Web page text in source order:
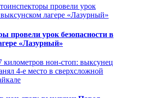
провели урок безопасности в
«Лазурный»